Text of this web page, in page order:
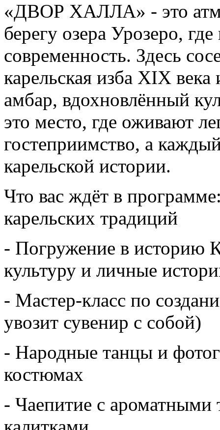
«ДВОР ХАЛЛА» - это
берегу озера Урозеро,
современность. Здесь
карельская изба XIX
амбар, вдохновлённый
это место, где оживают
гостеприимство, а
карельской истории.
Что вас ждёт в
карельских традиций
- Погружение в историю
культуру и личные
- Мастер-класс по
увозит сувенир с собой)
- Народные танцы и
костюмах
- Чаепитие с